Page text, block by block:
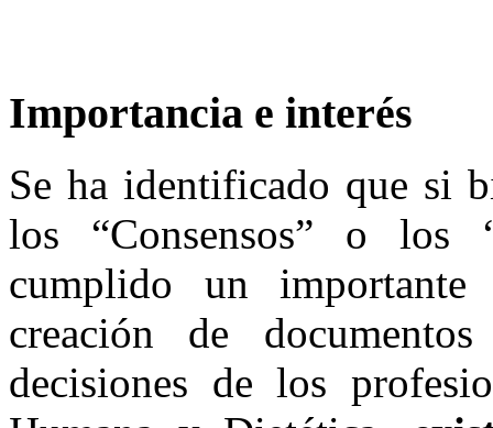
Importancia e interés
Se ha identificado que si
los “Consensos” o los
cumplido un
creación de
decisiones de los